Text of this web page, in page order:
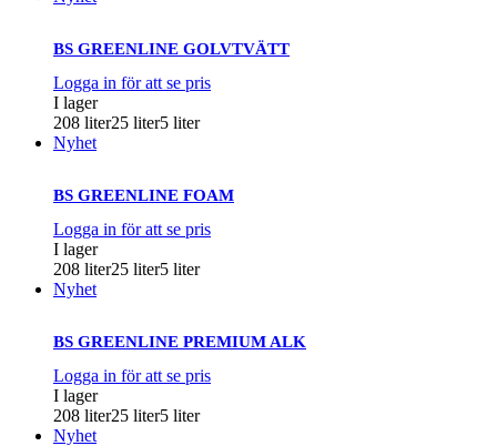
BS GREENLINE GOLVTVÄTT
Logga in för att se pris
I lager
208 liter25 liter5 liter
Nyhet
BS GREENLINE FOAM
Logga in för att se pris
I lager
208 liter25 liter5 liter
Nyhet
BS GREENLINE PREMIUM ALK
Logga in för att se pris
I lager
208 liter25 liter5 liter
Nyhet